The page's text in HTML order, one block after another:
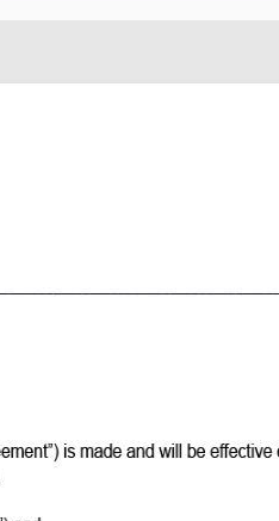
plantilla de forma gratuita en
de las personas y añadir firmas y